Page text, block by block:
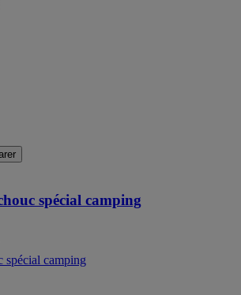
spécial camping
spécial camping